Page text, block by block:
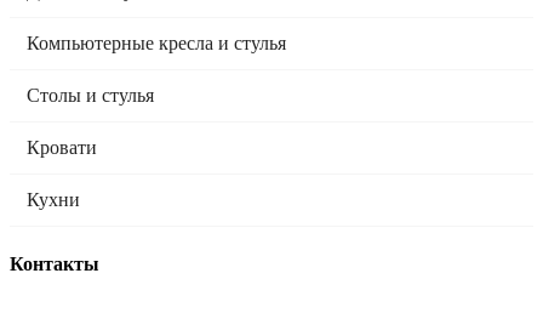
Компьютерные кресла и стулья
Столы и стулья
Кровати
Кухни
Контакты